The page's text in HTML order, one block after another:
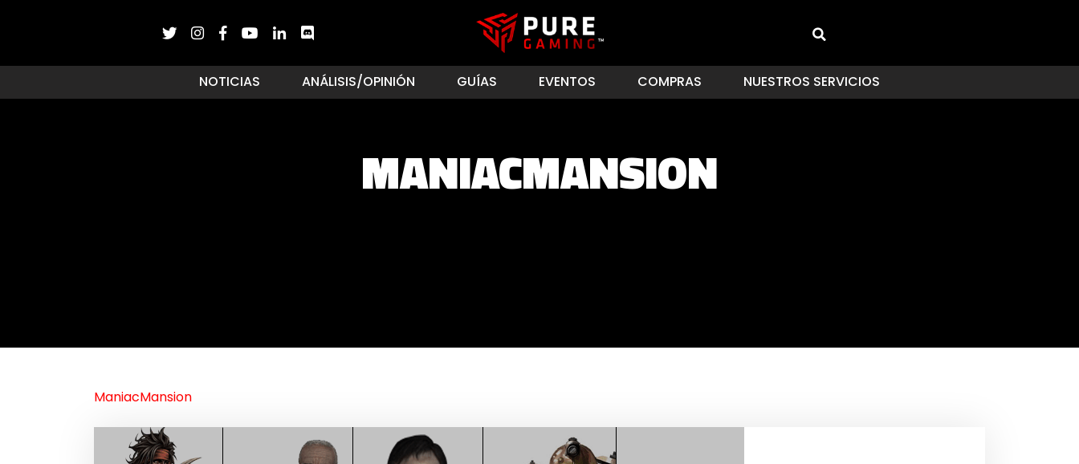
NOTICIAS ANÁLISIS/OPINIÓN GUÍAS EVENTOS COMPRAS NUESTROS SERVICIOS
MANIACMANSION
ManiacMansion